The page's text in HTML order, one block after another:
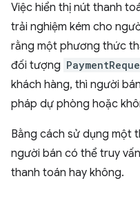
Việc hiển thị nút thanh
trải nghiệm kém cho
rằng một phương thức
đối tượng
khách hàng, thì người
pháp dự phòng hoặc
Bằng cách sử dụng một
người bán có thể truy
thanh toán hay không.